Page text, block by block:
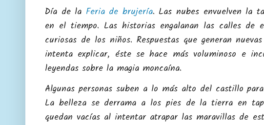
Día de la Feria de brujería. Las nubes envuelven la
en el tiempo. Las historias engalanan las calles de
curiosas de los niños. Respuestas que generan
intenta explicar, éste se hace más voluminoso e
leyendas sobre la magia moncaína.
Algunas personas suben a lo más alto del castillo
La belleza se derrama a los pies de la tierra en
quedan vacías al intentar atrapar las maravillas de